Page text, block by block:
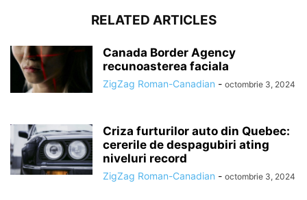
RELATED ARTICLES
Canada Border Agency
recunoasterea faciala
ZigZag Roman-Canadian - octombrie 3, 2024
Criza furturilor auto din Quebec:
cererile de despagubiri ating
niveluri record
ZigZag Roman-Canadian - octombrie 3, 2024